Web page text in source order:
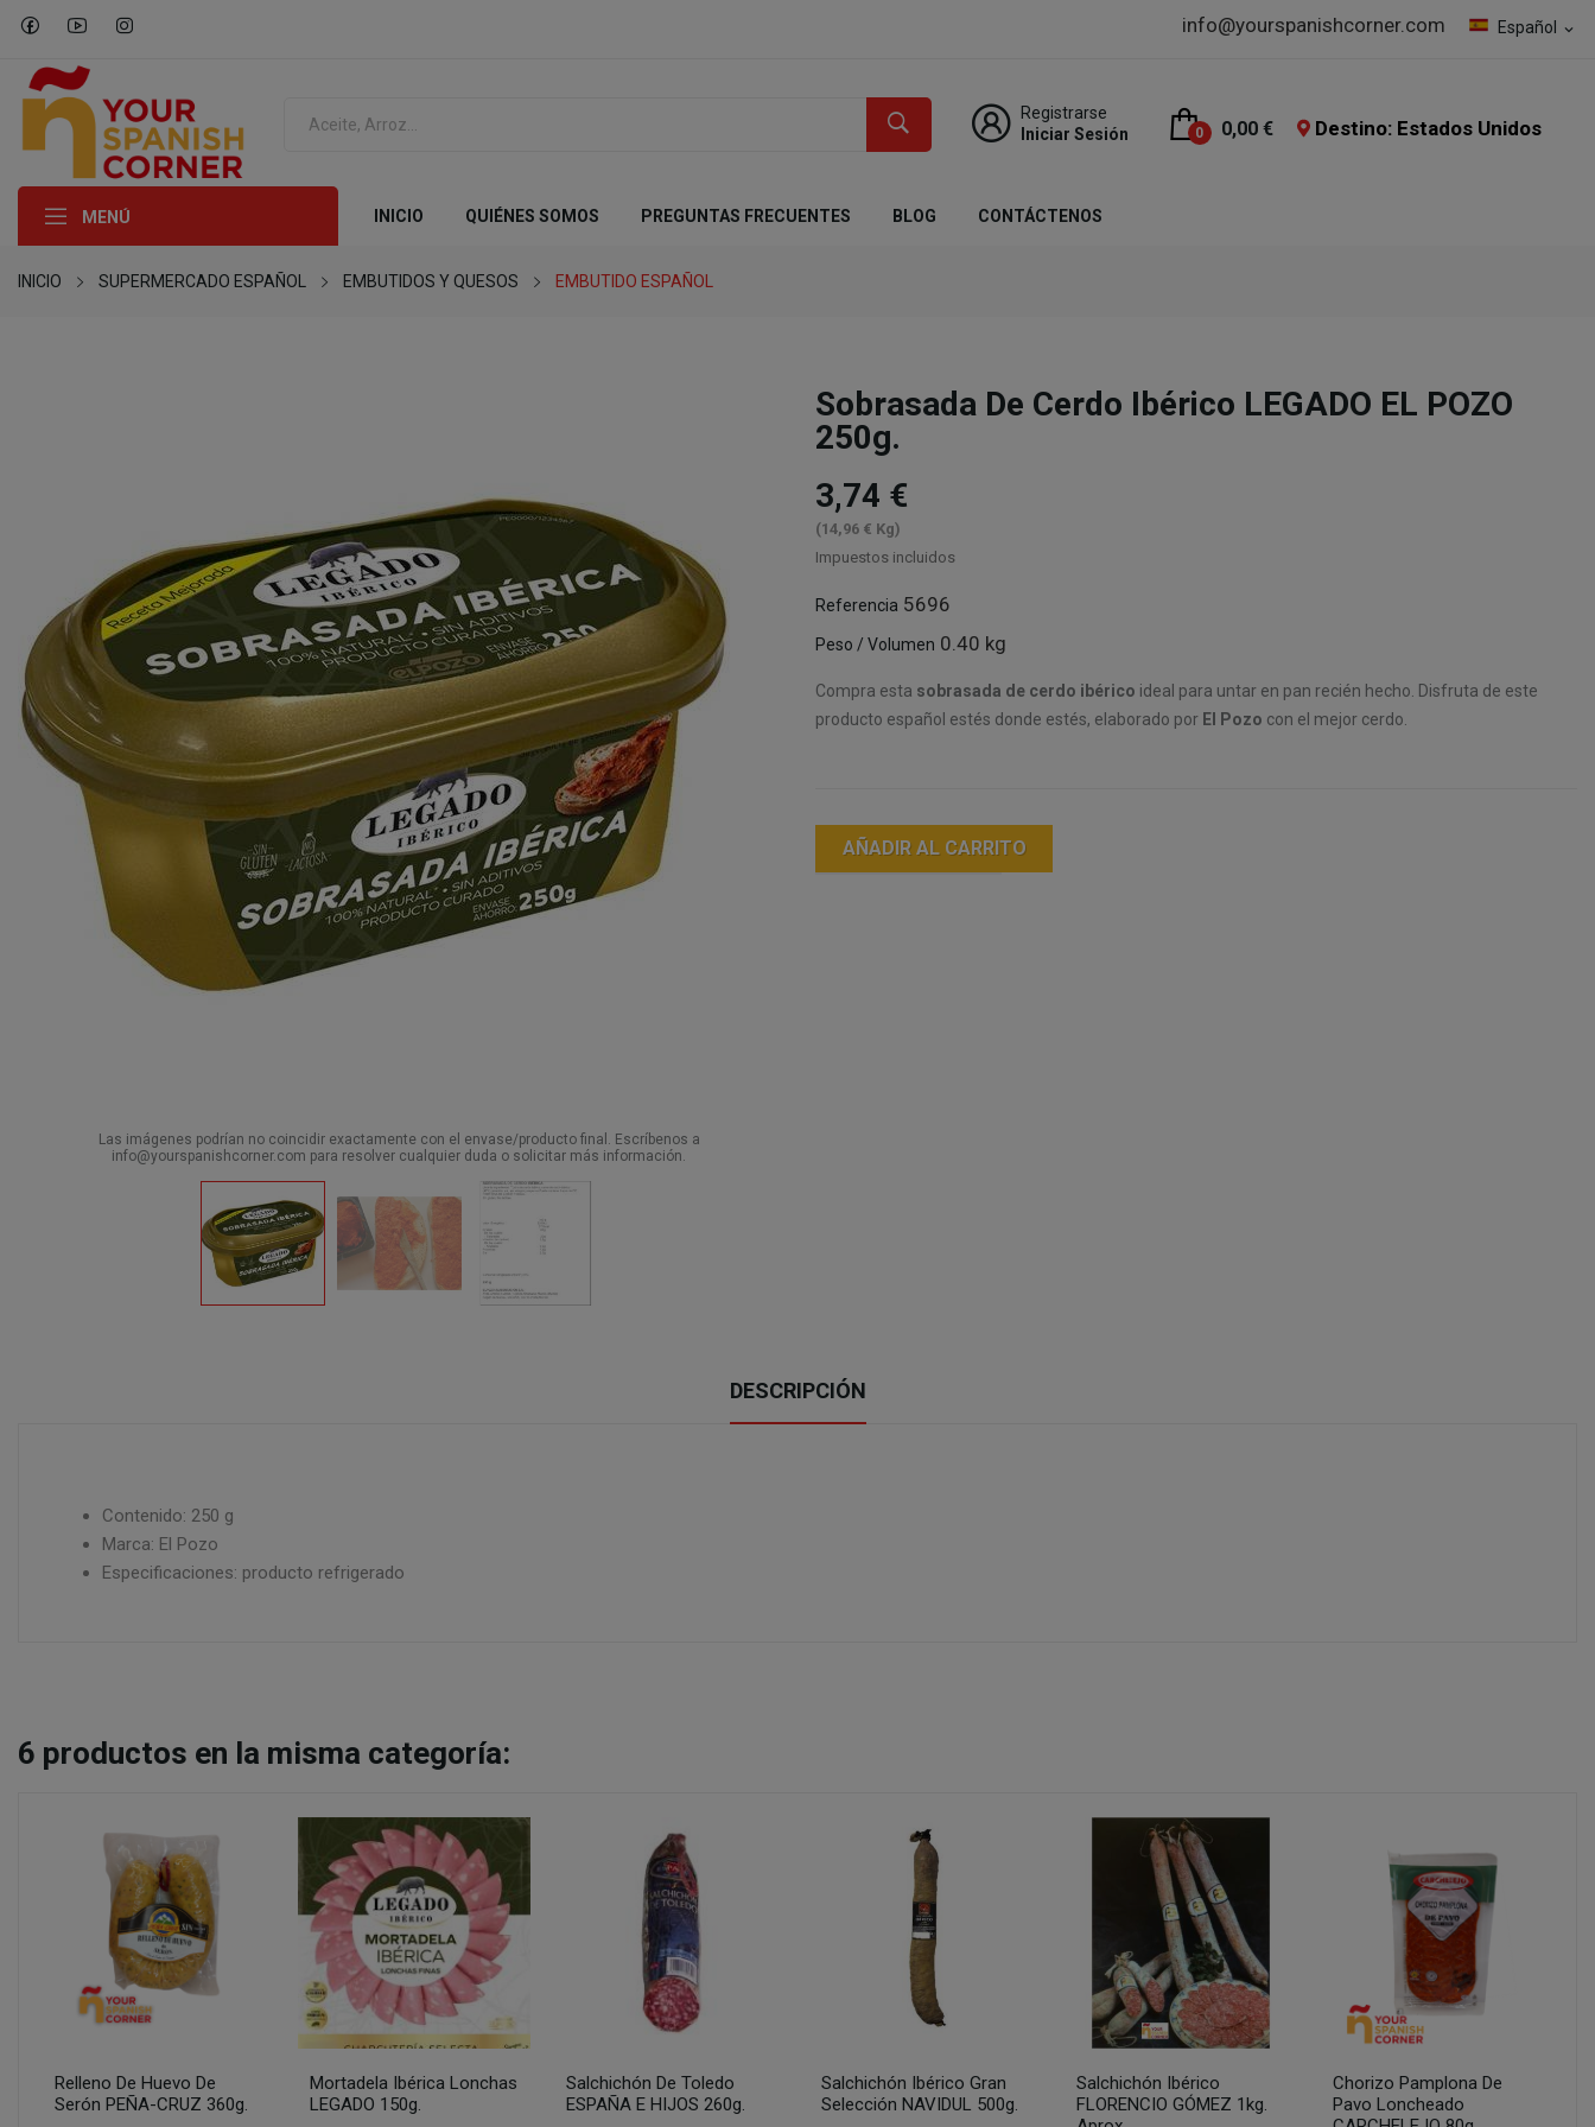
Español expand_more
info@yourspanishcorner.com
Registrarse
Iniciar Sesión
0 0,00 € Destino: Estados Unidos
MENÚ INICIO QUIÉNES SOMOS PREGUNTAS FRECUENTES BLOG CONTÁCTENOS
INICIO SUPERMERCADO ESPAÑOL EMBUTIDOS Y QUESOS EMBUTIDO ESPAÑOL
Las imágenes podrían no coincidir exactamente con el envase/producto final. Escríbenos a
info@yourspanishcorner.com para resolver cualquier duda o solicitar más información.
Sobrasada De Cerdo Ibérico LEGADO EL POZO
250g.
3,74 €
(14,96 € Kg)
Impuestos incluidos
Referencia 5696
Peso / Volumen 0.40 kg
Compra esta sobrasada de cerdo ibérico ideal para untar en pan recién hecho. Disfruta de este
producto español estés donde estés, elaborado por El Pozo con el mejor cerdo.
AÑADIR AL CARRITO
DESCRIPCIÓN
Contenido: 250 g
Marca: El Pozo
Especificaciones: producto refrigerado
6 productos en la misma categoría:
Relleno De Huevo De
Serón PEÑA-CRUZ 360g.
Mortadela Ibérica Lonchas
LEGADO 150g.
Salchichón De Toledo
ESPAÑA E HIJOS 260g.
Salchichón Ibérico Gran
Selección NAVIDUL 500g.
Salchichón Ibérico
FLORENCIO GÓMEZ 1kg.
Chorizo Pamplona De
Pavo Loncheado